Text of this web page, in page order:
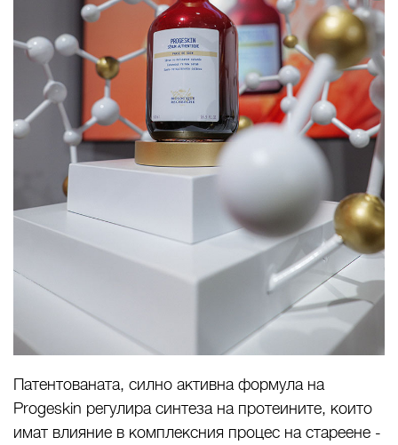
Патентованата, силно активна формула на
Progeskin регулира синтеза на протеините, които
имат влияние в комплексния процес на стареене -